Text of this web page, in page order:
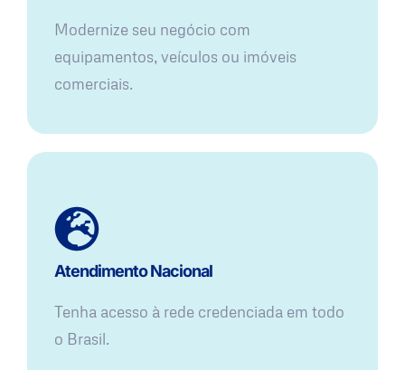
Modernize seu negócio com
equipamentos, veículos ou imóveis
comerciais.
Atendimento Nacional
Tenha acesso à rede credenciada em todo
o Brasil.